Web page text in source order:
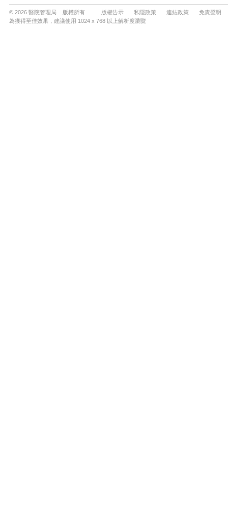
© 2026 醫院管理局 版權所有 版權告示 私隱政策 連結政策
免責聲明
為獲得至佳效果，建議使用 1024 x 768 以上解析度瀏覽